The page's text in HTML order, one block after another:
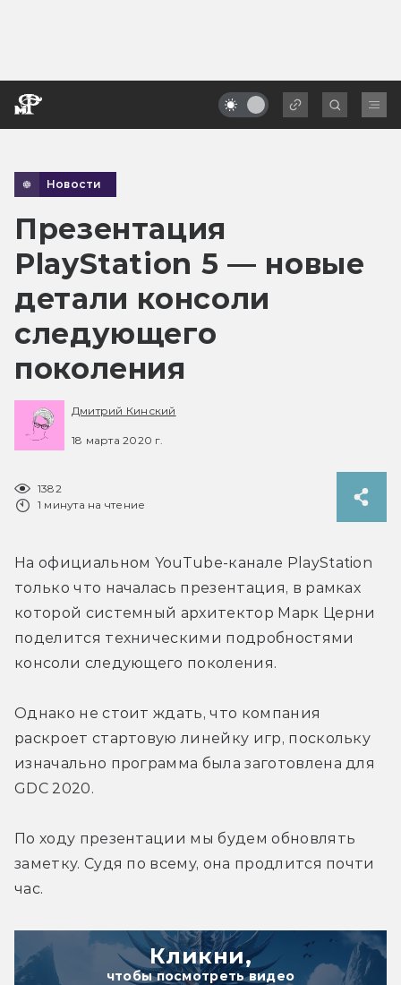
Новости
Презентация
PlayStation 5 — новые
детали консоли
следующего
поколения
Дмитрий Кинский
18 марта 2020 г.
1382
1 минута на чтение
На официальном YouTube-канале PlayStation
только что началась презентация, в рамках
которой системный архитектор Марк Церни
поделится техническими подробностями
консоли следующего поколения.
Однако не стоит ждать, что компания
раскроет стартовую линейку игр, поскольку
изначально программа была заготовлена для
GDC 2020.
По ходу презентации мы будем обновлять
заметку. Судя по всему, она продлится почти
час.
Кликни,
чтобы посмотреть видео